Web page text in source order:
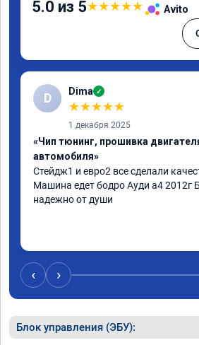
5.0 из 5★★★★★ Avito
D Dima ✓
★★★★★
1 декабря 2025
«Чип тюнинг, прошивка
автомобиля»
Стейдж1 и евро2 все сделали
Машина едет бодро Ауди а4 2012г
надежно от души
‹ ›
Блок управления (ЭБУ):